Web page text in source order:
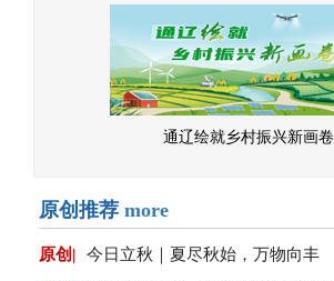
通辽绘就乡村振兴新画卷
原创推荐 more
原创| 今日立秋｜夏尽秋始，万物向丰